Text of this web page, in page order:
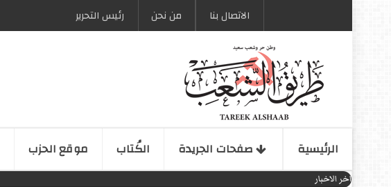
الاتصال بنا من نحن رئیس التحریر
الرئیسیة صفحات الجریدة الكُتاب موقع الحزب
اخر الاخبار